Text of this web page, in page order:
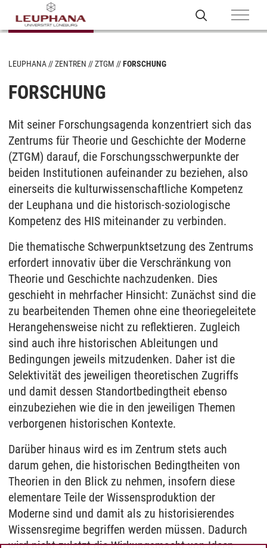
LEUPHANA ZENTREN ZTGM FORSCHUNG
FORSCHUNG
Mit seiner Forschungsagenda konzentriert sich das
Zentrums für Theorie und Geschichte der Moderne
(ZTGM) darauf, die Forschungsschwerpunkte der
beiden Institutionen aufeinander zu beziehen, also
einerseits die kulturwissenschaftliche Kompetenz
der Leuphana und die historisch-soziologische
Kompetenz des HIS miteinander zu verbinden.
Die thematische Schwerpunktsetzung des Zentrums
erfordert innovativ über die Verschränkung von
Theorie und Geschichte nachzudenken. Dies
geschieht in mehrfacher Hinsicht: Zunächst sind die
zu bearbeitenden Themen ohne eine theoriegeleitete
Herangehensweise nicht zu reflektieren. Zugleich
sind auch ihre historischen Ableitungen und
Bedingungen jeweils mitzudenken. Daher ist die
Selektivität des jeweiligen theoretischen Zugriffs
und damit dessen Standortbedingtheit ebenso
einzubeziehen wie die in den jeweiligen Themen
verborgenen historischen Kontexte.
Darüber hinaus wird es im Zentrum stets auch
darum gehen, die historischen Bedingtheiten von
Theorien in den Blick zu nehmen, insofern diese
elementare Teile der Wissensproduktion der
Moderne sind und damit als zu historisierendes
Wissensregime begriffen werden müssen. Dadurch